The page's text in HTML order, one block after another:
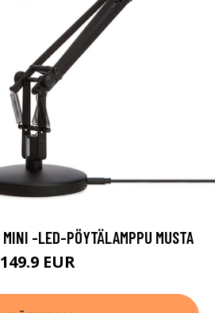
-LED-PÖYTÄLAMPPU MUSTA
149.9 EUR